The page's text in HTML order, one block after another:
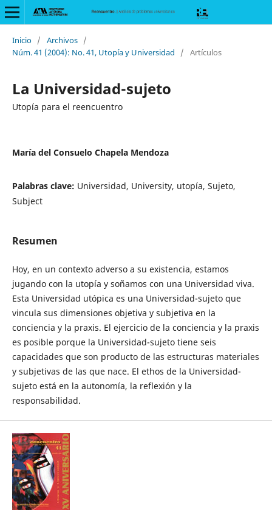
Inicio / Archivos /
Núm. 41 (2004): No. 41, Utopía y Universidad
/ Artículos
La Universidad-sujeto
Utopía para el reencuentro
María del Consuelo Chapela Mendoza
Palabras clave: Universidad, University, utopía, Sujeto,
Subject
Resumen
Hoy, en un contexto adverso a su existencia, estamos
jugando con la utopía y soñamos con una Universidad viva.
Esta Universidad utópica es una Universidad-sujeto que
vincula sus dimensiones objetiva y subjetiva en la
conciencia y la praxis. El ejercicio de la conciencia y la praxis
es posible porque la Universidad-sujeto tiene seis
capacidades que son producto de las estructuras materiales
y subjetivas de las que nace. El ethos de la Universidad-
sujeto está en la autonomía, la reflexión y la
responsabilidad.